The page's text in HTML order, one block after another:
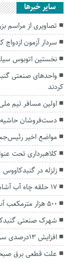
سایر خبرها
تصاویری از مراسم
سردار آزمون
نخستین اتوبوس
کردند
اولین مسافر تیم
دست‌فروشان حاشیه
مواضع اخیر
کلاهبرداری تحت
زلزله در گنبدکاووس
۱۷ حلقه چاه آب آشامیدنی در گنبدکاووس وارد مدار شد
۵۰۰ هزار مترمکعب آب در سازه‌های آبخیزداری استان گلستان ذخیره شد.
شهرک صنعتی
افزایش ۱۳درصدی سرقت در استان گلستان
علت قطعی برق